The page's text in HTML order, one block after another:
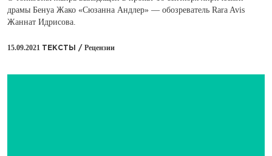
драмы Бенуа Жако «Сюзанна Андлер» — обозреватель Rara Avis
Жаннат Идрисова.
15.09.2021 ТЕКСТЫ / Рецензии